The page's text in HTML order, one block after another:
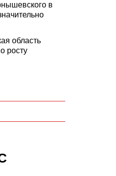
в
область
росту
во всех
для
вологжане
на выборах